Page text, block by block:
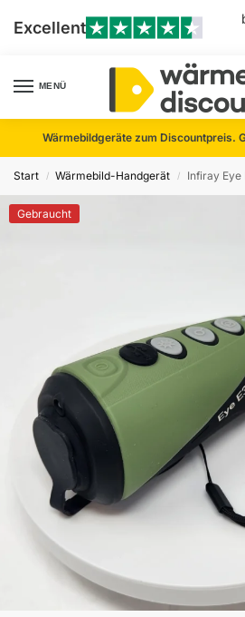
Excellent
MENÜ
Wärmebildgeräte zum Discountpreis.
Start / Wärmebild-Handgerät / Infiray Eye
Gebraucht